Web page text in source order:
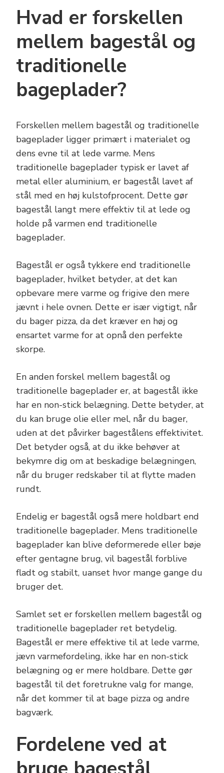
Hvad er forskellen
mellem bagestål og
traditionelle
bageplader?
Forskellen mellem bagestål og traditionelle
bageplader ligger primært i materialet og
dens evne til at lede varme. Mens
traditionelle bageplader typisk er lavet af
metal eller aluminium, er bagestål lavet af
stål med en høj kulstofprocent. Dette gør
bagestål langt mere effektiv til at lede og
holde på varmen end traditionelle
bageplader.
Bagestål er også tykkere end traditionelle
bageplader, hvilket betyder, at det kan
opbevare mere varme og frigive den mere
jævnt i hele ovnen. Dette er især vigtigt, når
du bager pizza, da det kræver en høj og
ensartet varme for at opnå den perfekte
skorpe.
En anden forskel mellem bagestål og
traditionelle bageplader er, at bagestål ikke
har en non-stick belægning. Dette betyder, at
du kan bruge olie eller mel, når du bager,
uden at det påvirker bagestålens effektivitet.
Det betyder også, at du ikke behøver at
bekymre dig om at beskadige belægningen,
når du bruger redskaber til at flytte maden
rundt.
Endelig er bagestål også mere holdbart end
traditionelle bageplader. Mens traditionelle
bageplader kan blive deformerede eller bøje
efter gentagne brug, vil bagestål forblive
fladt og stabilt, uanset hvor mange gange du
bruger det.
Samlet set er forskellen mellem bagestål og
traditionelle bageplader ret betydelig.
Bagestål er mere effektive til at lede varme,
jævn varmefordeling, ikke har en non-stick
belægning og er mere holdbare. Dette gør
bagestål til det foretrukne valg for mange,
når det kommer til at bage pizza og andre
bagværk.
Fordelene ved at